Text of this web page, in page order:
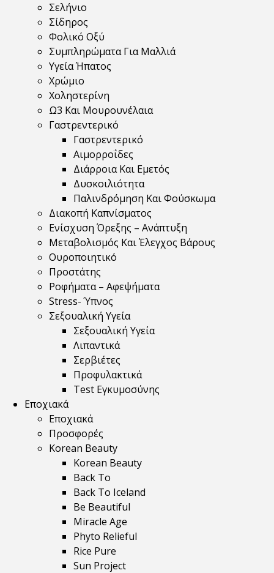
Σελήνιο
Σίδηρος
Φολικό Οξύ
Συμπληρώματα Για Μαλλιά
Υγεία Ήπατος
Χρώμιο
Χοληστερίνη
Ω3 Και Μουρουνέλαια
Γαστρεντερικό
Γαστρεντερικό
Αιμορροΐδες
Διάρροια Και Εμετός
Δυσκοιλιότητα
Παλινδρόμηση Και Φούσκωμα
Διακοπή Καπνίσματος
Ενίσχυση Όρεξης – Ανάπτυξη
Μεταβολισμός Και Έλεγχος Βάρους
Ουροποιητικό
Προστάτης
Ροφήματα – Αφεψήματα
Stress- Ύπνος
Σεξουαλική Υγεία
Σεξουαλική Υγεία
Λιπαντικά
Σερβιέτες
Προφυλακτικά
Test Εγκυμοσύνης
Εποχιακά
Εποχιακά
Προσφορές
Korean Beauty
Korean Beauty
Back To
Back To Iceland
Be Beautiful
Miracle Age
Phyto Relieful
Rice Pure
Sun Project